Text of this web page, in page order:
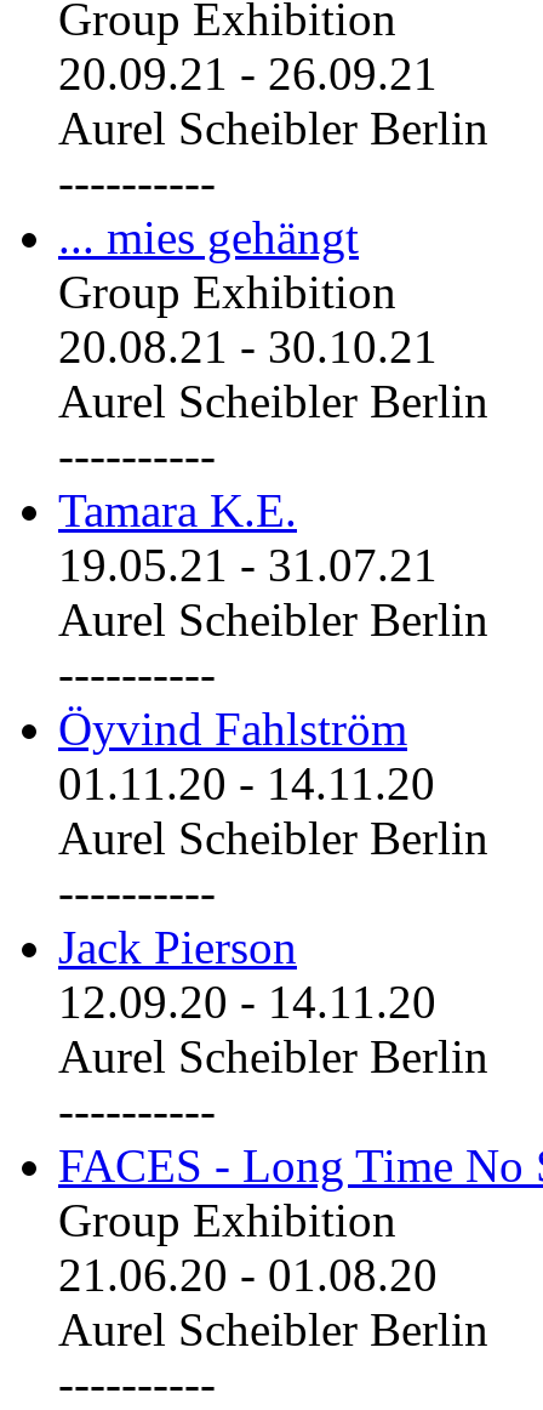
Group Exhibition
20.09.21 - 26.09.21
Aurel Scheibler Berlin
----------
... mies gehängt
Group Exhibition
20.08.21 - 30.10.21
Aurel Scheibler Berlin
----------
Tamara K.E.
19.05.21 - 31.07.21
Aurel Scheibler Berlin
----------
Öyvind Fahlström
01.11.20 - 14.11.20
Aurel Scheibler Berlin
----------
Jack Pierson
12.09.20 - 14.11.20
Aurel Scheibler Berlin
----------
FACES - Long Time No
Group Exhibition
21.06.20 - 01.08.20
Aurel Scheibler Berlin
----------